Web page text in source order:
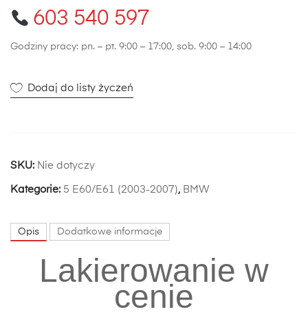
603 540 597
Godziny pracy: pn. – pt. 9:00 – 17:00, sob. 9:00 – 14:00
Dodaj do listy życzeń
SKU: Nie dotyczy
Kategorie: 5 E60/E61 (2003-2007), BMW
Opis Dodatkowe informacje
Lakierowanie w
cenie